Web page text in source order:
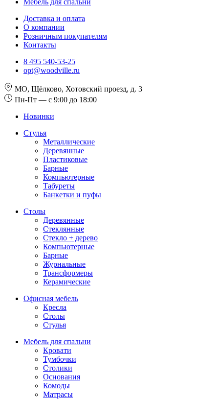
Доставка и оплата
О компании
Розничным покупателям
Контакты
8 495 540-53-25
opt@woodville.ru
МО, Щёлково, Хотовский проезд, д. 3
Пн-Пт — с 9:00 до 18:00
Новинки
Стулья
Металлические
Деревянные
Пластиковые
Барные
Компьютерные
Табуреты
Банкетки и пуфы
Столы
Деревянные
Стеклянные
Стекло + дерево
Компьютерные
Барные
Журнальные
Трансформеры
Керамические
Офисная мебель
Кресла
Столы
Стулья
Мебель для спальни
Кровати
Тумбочки
Столики
Основания
Комоды
Матрасы